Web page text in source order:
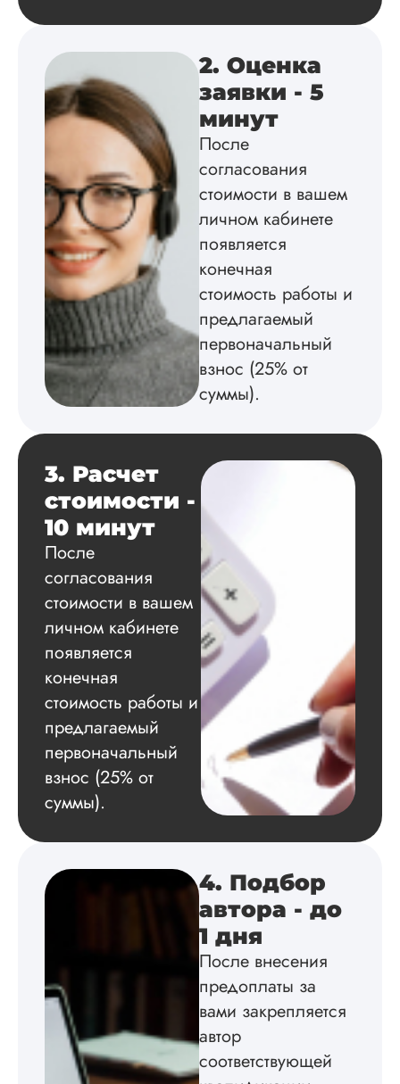
восторженного
назвать вещи
именами. Авторы
здесь – хорошие
ТЗ, то его
была докторская
физической ку...
В.
2024-08-19
литературы:
был бы, сама бы
написала. В любом
случае, каждую
отправляла на
проверку
Читать полный
Даня
Вид работы:
Докторская
Дата:2024-07-10
Расписывать
буду, скажу, что
нормальные
вещи. Мой термех
2. Оценка
заявки - 5
минут
После
согласования
стоимости в вашем
личном кабинете
появляется
конечная
стоимость работы и
предлагаемый
первоначальный
взнос (25% от
суммы).
3. Расчет
стоимости -
10 минут
После
согласования
стоимости в вашем
личном кабинете
появляется
конечная
стоимость работы и
предлагаемый
первоначальный
взнос (25% от
суммы).
4. Подбор
автора - до
1 дня
После внесения
предоплаты за
вами закрепляется
автор
соответствующей